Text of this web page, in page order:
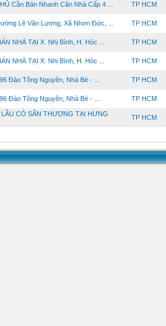
Cần Bán Nhanh Căn Nhà Cấp 4 ... TP HCM
Lê Văn Lương, Xã Nhơn Đức, ... TP HCM
NHÀ TẠI X. Nhị Bình, H. Hóc ... TP HCM
NHÀ TẠI X. Nhị Bình, H. Hóc ... TP HCM
Đào Tông Nguyên, Nhà Bè - ... TP HCM
Đào Tông Nguyên, Nhà Bè - ... TP HCM
CÓ SÂN THƯỢNG TẠI HƯNG
TP HCM